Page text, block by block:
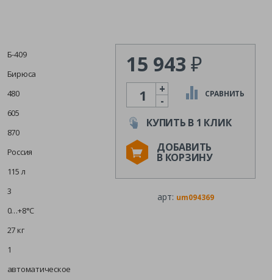
Б-409
Бирюса
480
605
870
Россия
115 л
3
0…+8°C
27 кг
1
автоматическое
15 943 ₽
Количество
-
+ СРАВНИТЬ
КУПИТЬ В 1 КЛИК
ДОБАВИТЬ
В КОРЗИНУ
арт: um094369